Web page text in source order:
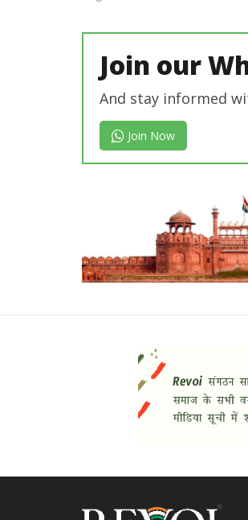
Join our
And stay informed
Join Now